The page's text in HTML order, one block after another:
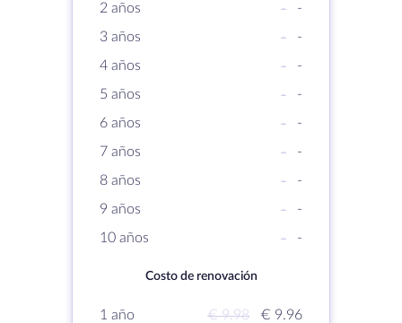
2 años
-
-
3 años
-
-
4 años
-
-
5 años
-
-
6 años
-
-
7 años
-
-
8 años
-
-
9 años
-
-
10 años
- -
Costo de renovación
1 año € 9.98
€ 9.96